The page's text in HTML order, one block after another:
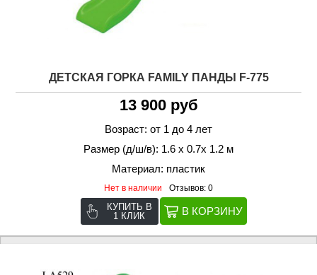
ДЕТСКАЯ ГОРКА FAMILY ПАНДЫ F-775
13 900 руб
Возраст: от 1 до 4 лет
Размер (д/ш/в): 1.6 х 0.7х 1.2 м
Материал: пластик
Нет в наличии Отзывов: 0
КУПИТЬ В
1 КЛИК